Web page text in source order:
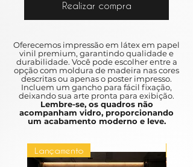
Realizar compra
Oferecemos impressão em látex em papel
vinil premium, garantindo qualidade e
durabilidade. Você pode escolher entre a
opção com moldura de madeira nas cores
descritas ou apenas o poster impresso.
Incluem um gancho para fácil fixação,
deixando sua arte pronta para exibição.
Lembre-se, os quadros não
acompanham vidro, proporcionando
um acabamento moderno e leve.
Lançamento